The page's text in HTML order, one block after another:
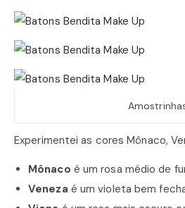
Experimentei as cores Mônaco,
Mônaco é um rosa médio de
Veneza é um violeta bem